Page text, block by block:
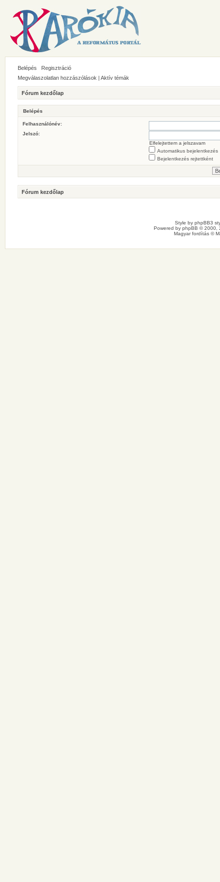
Belépés
Regisztráció
Megválaszolatlan hozzászólások | Aktív témák
Fórum kezdőlap
Belépés
Felhasználónév:
Jelszó:
Elfelejtettem a jelszavam
Automatikus bejelentkezés
Bejelentkezés rejtettként
Fórum kezdőlap
Style by phpBB3
Powered by phpBB © 2000,
Magyar fordítás ©